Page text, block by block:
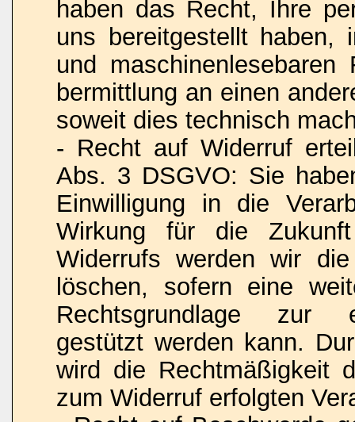
haben das Recht, Ihre
uns bereitgestellt haben,
und
bermittlung an einen
soweit dies technisch
- Recht auf Widerruf
Abs. 3 DSGVO: Sie
Einwilligung in die
Wirkung für die
Widerrufs werden wir
löschen, sofern eine
Rechtsgrundlage zur
gestützt werden kann.
wird die Rechtmäßigkeit
zum Widerruf erfolgten